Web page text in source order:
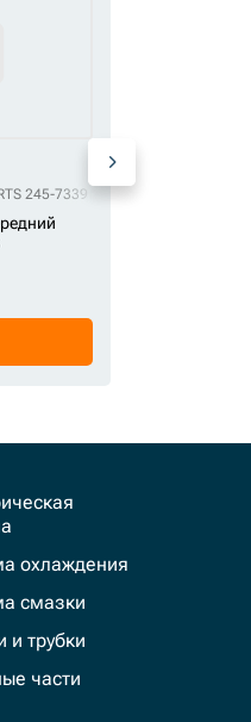
245-7339
охлаждения
смазки
и трубки
части